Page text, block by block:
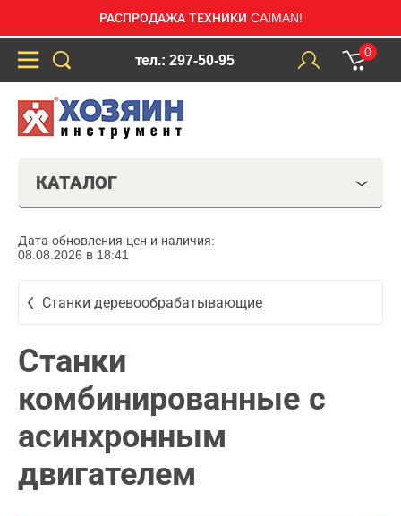
РАСПРОДАЖА ТЕХНИКИ CAIMAN!
тел.: 297-50-95
0
КАТАЛОГ
Дата обновления цен и наличия:
08.08.2026 в 18:41
Станки деревообрабатывающие
Станки
комбинированные с
асинхронным
двигателем